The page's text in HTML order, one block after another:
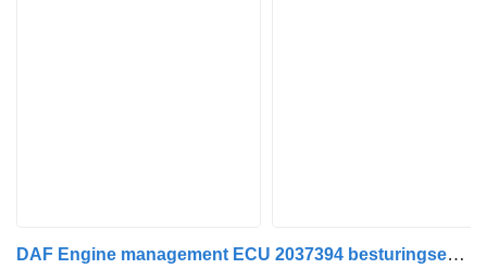
DAF Engine management ECU 2037394 besturingseenheid voor DAF vrachtwagen